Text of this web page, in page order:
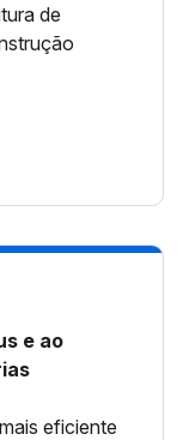
de
e ao
eficiente